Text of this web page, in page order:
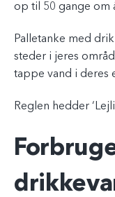
op til 50 gange om
Palletanke med
steder i jeres
tappe vand i deres
Reglen hedder